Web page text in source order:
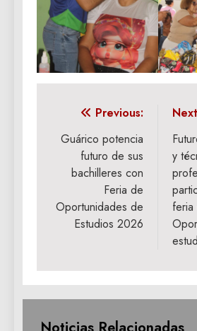
Navegación
de
entradas
Previous:
Guárico potencia
futuro de sus
bachilleres con
Feria de
Oportunidades de
Estudios 2026
y
feria